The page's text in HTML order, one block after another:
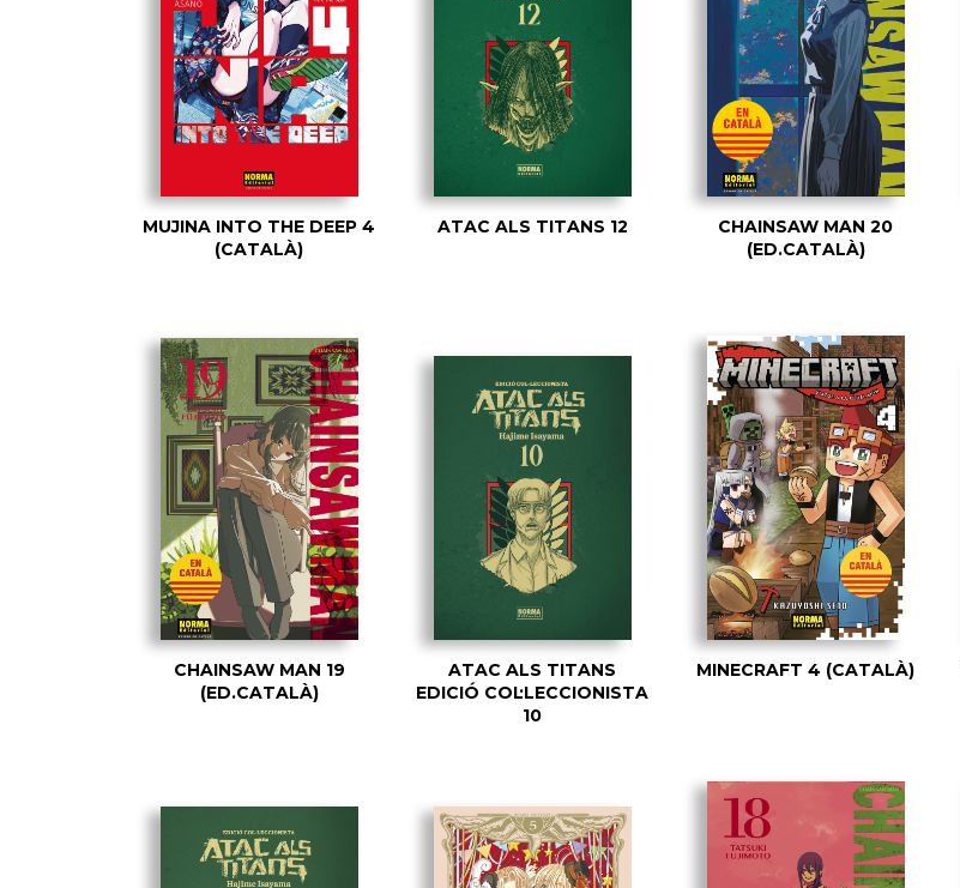
MUJINA INTO THE DEEP 4
(CATALÀ)
ATAC ALS TITANS 12
CHAINSAW MAN 20
(ED.CATALÀ)
CHAINSAW MAN 19
(ED.CATALÀ)
ATAC ALS TITANS
EDICIÓ COL·LECCIONISTA
10
MINECRAFT 4 (CATALÀ)